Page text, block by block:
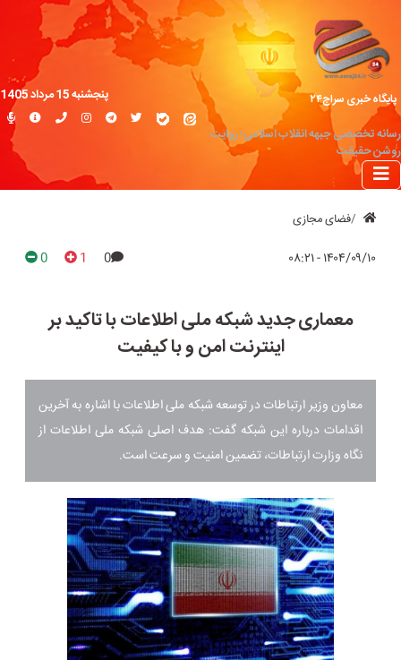
پایگاه خبری سراج۲۴
رسانه تخصصی جبهه انقلاب اسلامی؛ روایت
روشن حقیقت
پنجشنبه 15 مرداد 1405
فضای مجازی
۱۴۰۴/۰۹/۱۰ - ۰۸:۲۱ 0
1
0
معماری جدید شبکه ملی اطلاعات با تاکید بر
اینترنت امن و با کیفیت
معاون وزیر ارتباطات در توسعه شبکه ملی اطلاعات با اشاره به آخرین
اقدامات درباره این شبکه گفت: هدف اصلی شبکه ملی اطلاعات از
نگاه وزارت ارتباطات، تضمین امنیت و سرعت است.